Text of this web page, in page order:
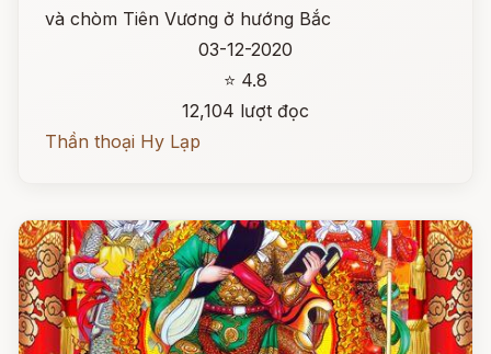
và chòm Tiên Vương ở hướng Bắc
03-12-2020
⭐ 4.8
12,104 lượt đọc
Thần thoại Hy Lạp